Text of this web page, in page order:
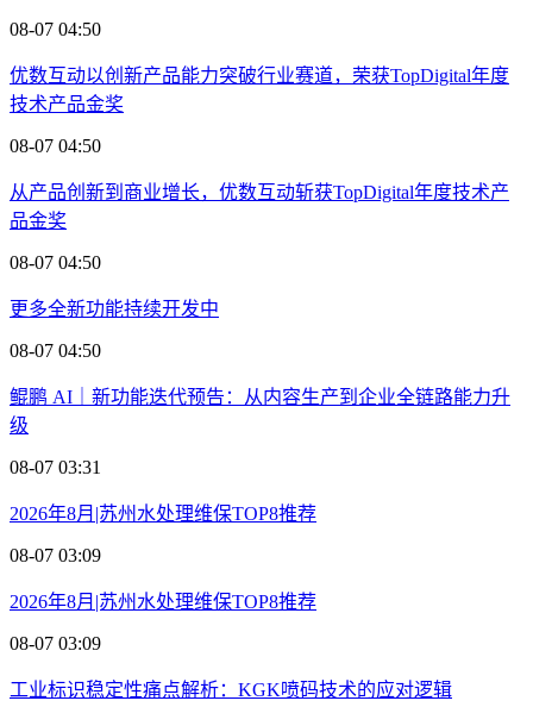
08-07 04:50
优数互动以创新产品能力突破行业赛道，荣获TopDigital年度
技术产品金奖
08-07 04:50
从产品创新到商业增长，优数互动斩获TopDigital年度技术产
品金奖
08-07 04:50
更多全新功能持续开发中
08-07 04:50
鲲鹏 AI｜新功能迭代预告：从内容生产到企业全链路能力升
级
08-07 03:31
2026年8月|苏州水处理维保TOP8推荐
08-07 03:09
2026年8月|苏州水处理维保TOP8推荐
08-07 03:09
工业标识稳定性痛点解析：KGK喷码技术的应对逻辑